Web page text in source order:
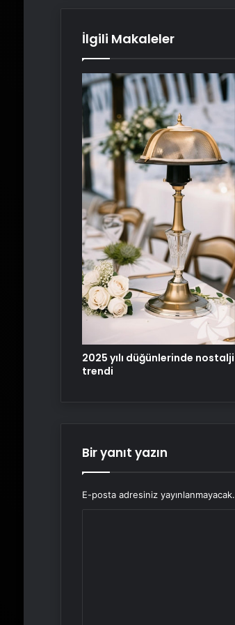
İlgili Makaleler
2025 yılı düğünlerinde nostalji
trendi
Bir yanıt yazın
E-posta adresiniz yayınlanmayacak.